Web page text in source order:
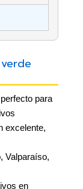
para
excelente,
Valparaíso,
en